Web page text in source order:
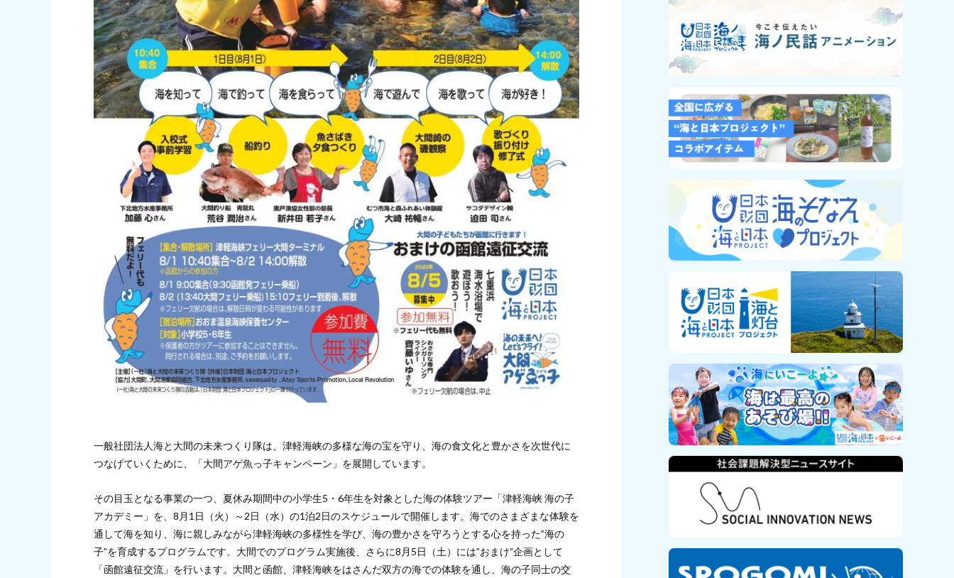
一般社団法人海と大間の未来つくり隊は、津軽海峡の多様な海の宝を守り、海の食文化と豊かさを次世代に
つなげていくために、「大間アゲ魚っ子キャンペーン」を展開しています。
その目玉となる事業の一つ、夏休み期間中の小学生5・6年生を対象とした海の体験ツアー「津軽海峡 海の子
アカデミー」を、8月1日（火）～2日（水）の1泊2日のスケジュールで開催します。海でのさまざまな体験を
通して海を知り、海に親しみながら津軽海峡の多様性を学び、海の豊かさを守ろうとする心を持った”海の
子”を育成するプログラムです。大間でのプログラム実施後、さらに8月5日（土）には”おまけ”企画として
「函館遠征交流」を行います。大間と函館、津軽海峡をはさんだ双方の海での体験を通し、海の子同士の交